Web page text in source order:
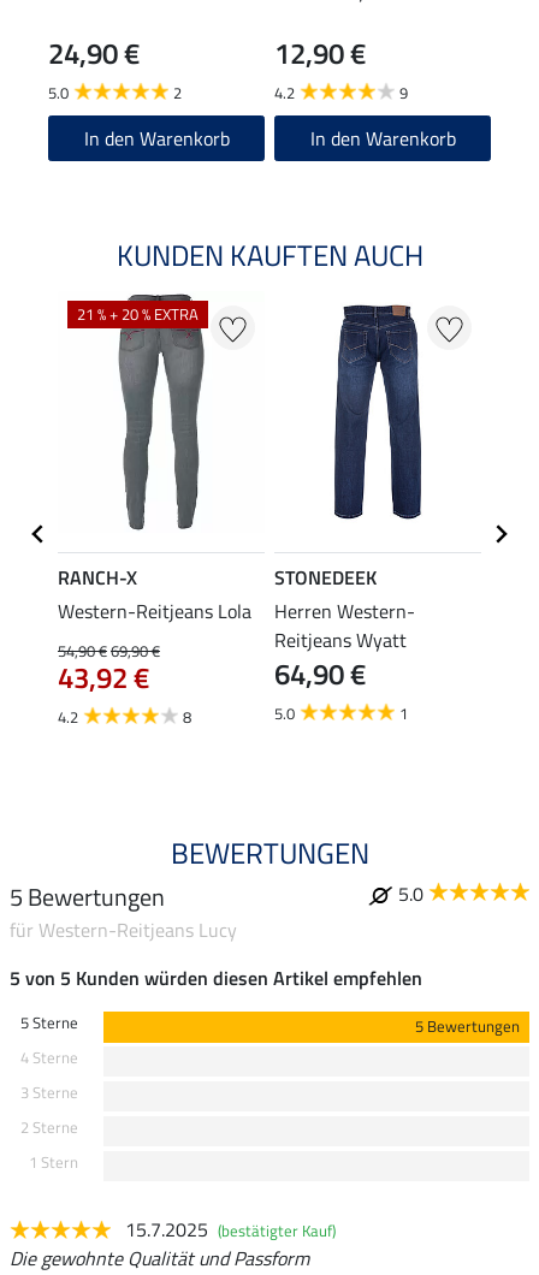
24,90 €
5.0 2
In den Warenkorb
12,90 €
4.2 9
In den Warenkorb
KUNDEN KAUFTEN AUCH
21 % + 20 % EXTRA
RANCH-X
Western-Reitjeans Lola
54,90 €69,90 €
43,92 €
4.2 8
STONEDEEK
Herren Western-
Reitjeans Wyatt
64,90 €
5.0 1
BEWERTUNGEN
5 Bewertungen
5.0
für Western-Reitjeans Lucy
5 von 5 Kunden würden diesen Artikel empfehlen
5 Sterne
5 Bewertungen
4 Sterne
3 Sterne
2 Sterne
1 Stern
15.7.2025 (bestätigter Kauf)
Die gewohnte Qualität und Passform